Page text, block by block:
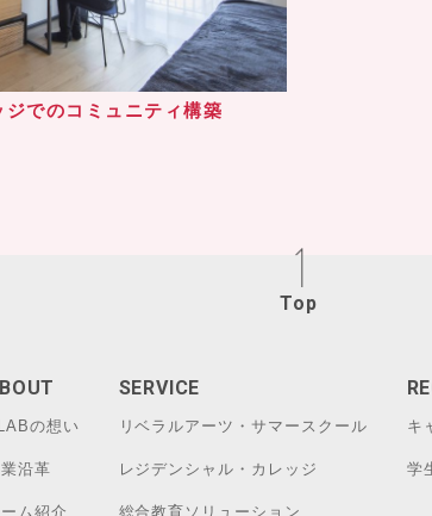
でのコミュニティ構築
Top
の想い
沿革
ム紹介
SERVICE
リベラルアーツ・サマースクール
レジデンシャル・カレッジ
総合教育ソリューション
キ
学